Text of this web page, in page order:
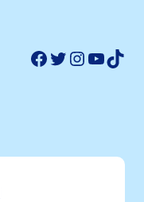
Facebook
Twitter